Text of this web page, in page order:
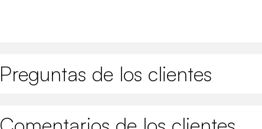
Preguntas de los clientes